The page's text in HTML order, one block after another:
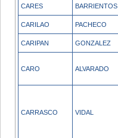
CARES BARRIENTOS
CARILAO PACHECO
CARIPAN GONZALEZ
CARO ALVARADO
CARRASCO VIDAL